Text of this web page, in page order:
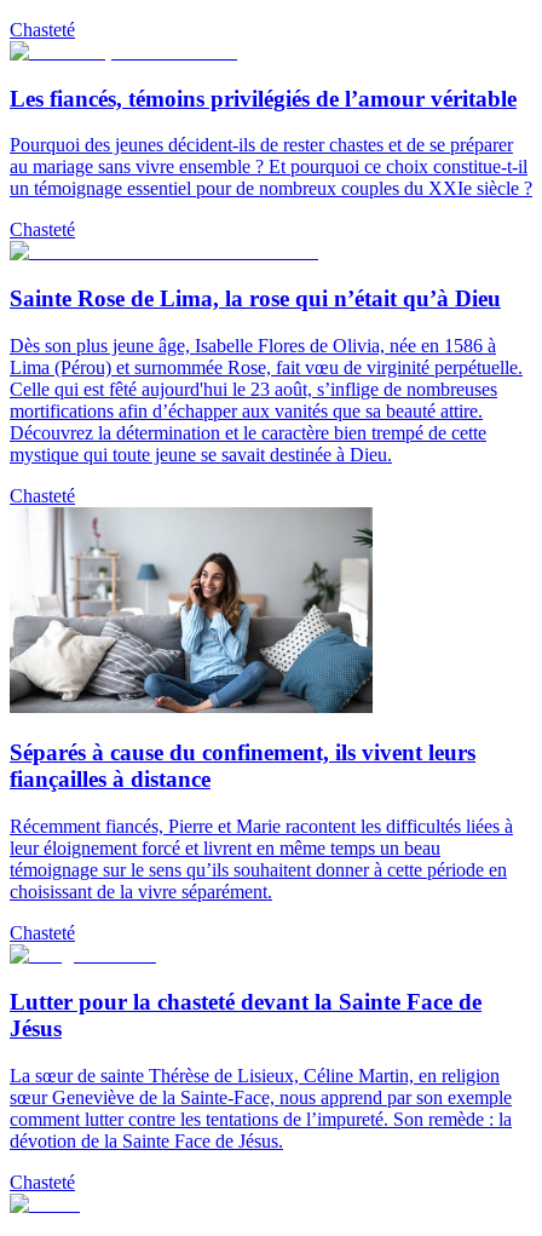
Chasteté
Les fiancés, témoins privilégiés de l’amour véritable
Pourquoi des jeunes décident-ils de rester chastes et de se préparer
au mariage sans vivre ensemble ? Et pourquoi ce choix constitue-t-il
un témoignage essentiel pour de nombreux couples du XXIe siècle ?
Chasteté
Sainte Rose de Lima, la rose qui n’était qu’à Dieu
Dès son plus jeune âge, Isabelle Flores de Olivia, née en 1586 à
Lima (Pérou) et surnommée Rose, fait vœu de virginité perpétuelle.
Celle qui est fêté aujourd'hui le 23 août, s’inflige de nombreuses
mortifications afin d’échapper aux vanités que sa beauté attire.
Découvrez la détermination et le caractère bien trempé de cette
mystique qui toute jeune se savait destinée à Dieu.
Chasteté
Séparés à cause du confinement, ils vivent leurs
fiançailles à distance
Récemment fiancés, Pierre et Marie racontent les difficultés liées à
leur éloignement forcé et livrent en même temps un beau
témoignage sur le sens qu’ils souhaitent donner à cette période en
choisissant de la vivre séparément.
Chasteté
Lutter pour la chasteté devant la Sainte Face de
Jésus
La sœur de sainte Thérèse de Lisieux, Céline Martin, en religion
sœur Geneviève de la Sainte-Face, nous apprend par son exemple
comment lutter contre les tentations de l’impureté. Son remède : la
dévotion de la Sainte Face de Jésus.
Chasteté